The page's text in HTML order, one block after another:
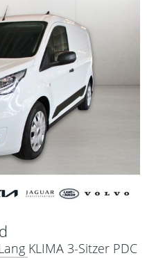
KLIMA 3-Sitzer PDC